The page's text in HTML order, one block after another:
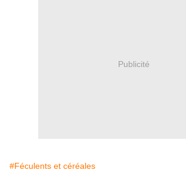
Publicité
#Féculents et céréales